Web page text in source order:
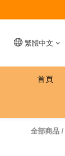
繁體中文
首頁
全部商品 /